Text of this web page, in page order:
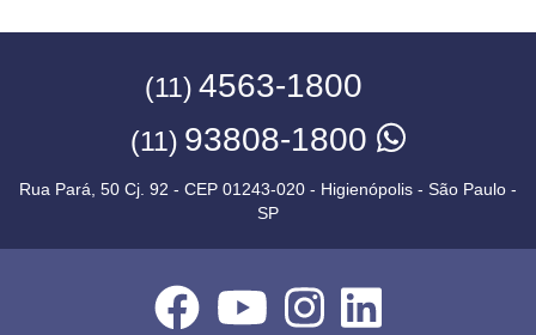
(11) 4563-1800
(11) 93808-1800
Rua Pará, 50 Cj. 92 - CEP 01243-020 - Higienópolis - São Paulo -
SP